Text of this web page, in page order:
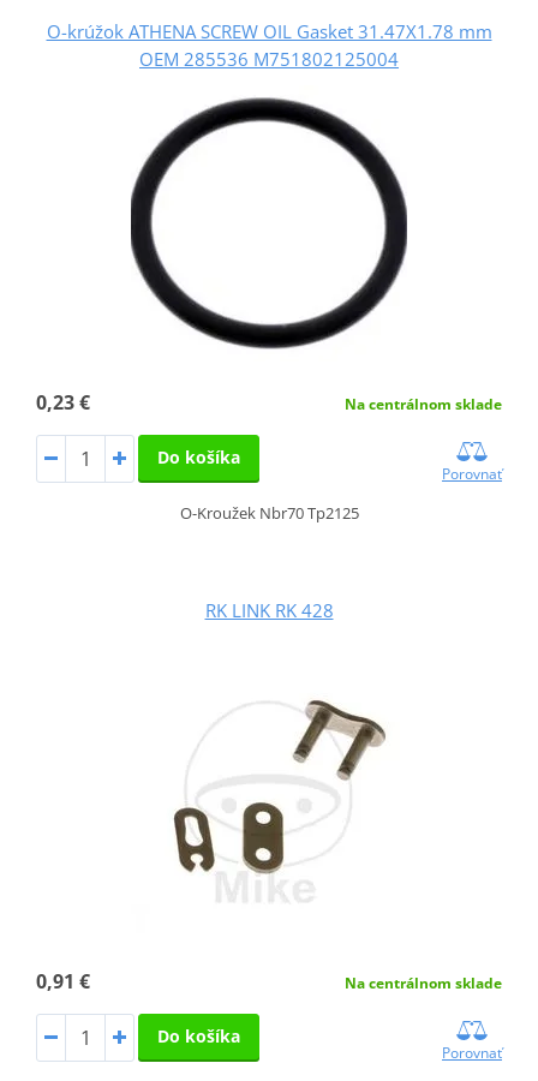
O-krúžok ATHENA SCREW OIL Gasket 31.47X1.78 mm
OEM 285536 M751802125004
0,23 € Na centrálnom sklade
Do košíka
Porovnať
O-Kroužek Nbr70 Tp2125
RK LINK RK 428
0,91 € Na centrálnom sklade
Do košíka
Porovnať